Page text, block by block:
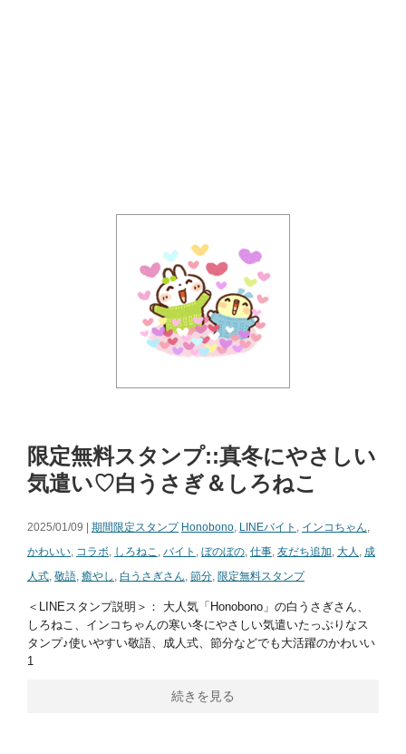
限定無料スタンプ::真冬にやさしい
気遣い♡白うさぎ＆しろねこ
2025/01/09 | 期間限定スタンプ Honobono, LINEバイト , インコちゃん,
かわいい, コラボ, しろねこ , バイト , ぼのぼの, 仕事, 友だち追加, 大人 , 成
人式, 敬語, 癒やし , 白うさぎさん, 節分, 限定無料スタンプ
＜LINEスタンプ説明＞： 大人気「Honobono」の白うさぎさん、
しろねこ、インコちゃんの寒い冬にやさしい気遣いたっぷりなス
タンプ♪使いやすい敬語、成人式、節分などでも大活躍のかわいい
1
続きを見る